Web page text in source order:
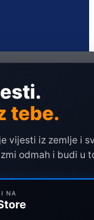
tebe.
vijesti iz zemlje i
odmah i budi u
NA